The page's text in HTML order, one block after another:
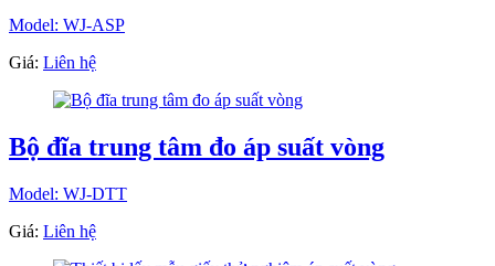
Model: WJ-ASP
Giá: Liên hệ
Bộ đĩa trung tâm đo áp suất vòng
Model: WJ-DTT
Giá: Liên hệ